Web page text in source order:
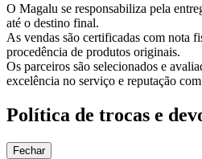
O Magalu se responsabiliza pela
até o destino final.
As vendas são certificadas com nota
procedência de produtos originais.
Os parceiros são selecionados e
excelência no serviço e reputação
Política de trocas e
Fechar